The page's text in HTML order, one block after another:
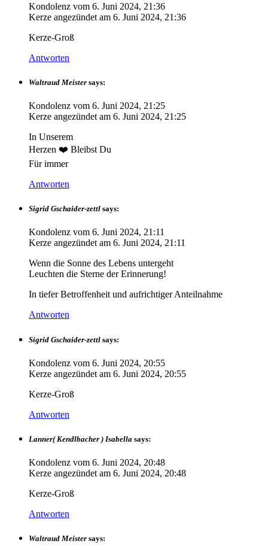
Kondolenz vom 6. Juni 2024, 21:36
Kerze angezündet am 6. Juni 2024, 21:36
Kerze-Groß
Antworten
Waltraud Meister says:
Kondolenz vom 6. Juni 2024, 21:25
Kerze angezündet am 6. Juni 2024, 21:25
In Unserem
Herzen ❤️ Bleibst Du
Für immer
Antworten
Sigrid Gschaider-zettl says:
Kondolenz vom 6. Juni 2024, 21:11
Kerze angezündet am 6. Juni 2024, 21:11
Wenn die Sonne des Lebens untergeht
Leuchten die Sterne der Erinnerung!
In tiefer Betroffenheit und aufrichtiger Anteilnahme
Antworten
Sigrid Gschaider-zettl says:
Kondolenz vom 6. Juni 2024, 20:55
Kerze angezündet am 6. Juni 2024, 20:55
Kerze-Groß
Antworten
Lanner( Kendlbacher ) Isabella says:
Kondolenz vom 6. Juni 2024, 20:48
Kerze angezündet am 6. Juni 2024, 20:48
Kerze-Groß
Antworten
Waltraud Meister says: